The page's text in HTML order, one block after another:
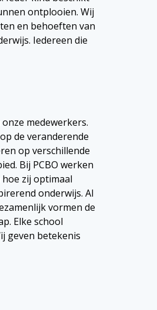
ontplooien. Wij
en behoeften van
Iedereen die
medewerkers.
de veranderende
op verschillende
Bij PCBO werken
zij optimaal
onderwijs. Al
vormen de
Elke school
geven betekenis